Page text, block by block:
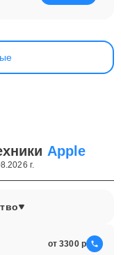
Apple
г.
от 3300